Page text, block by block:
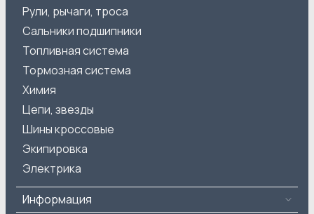
Рули, рычаги, троса
Сальники подшипники
Топливная система
Тормозная система
Химия
Цепи, звезды
Шины кроссовые
Экипировка
Электрика
Информация